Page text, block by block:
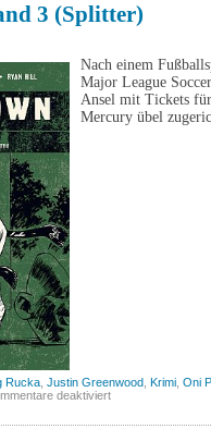
3 (Splitter)
Nach einem
Major League
Ansel mit Tickets
Mercury übel
Rucka Justin Greenwood Krimi Oni
deaktiviertfür